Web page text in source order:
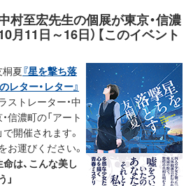
村至宏先生の個展が東京・信濃
月11日～16日）【このイベント
桐夏『星を撃ち落
レター・レター』
トレーター・中
信濃町の「アート
開催されます。
お運びください。
は、こんな美し